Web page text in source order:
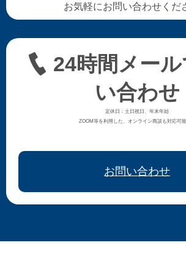
お気軽にお問い合わせくだ
24時間メー
い合わせ
定休日：土日祝日、年末年始
ZOOM等を利用した、オンライン商談も対応可
お問い合わせ